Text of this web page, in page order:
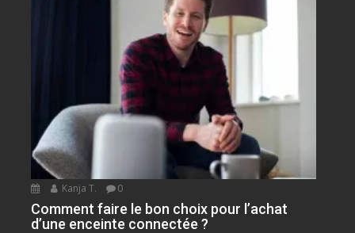
Kanja T. 0
Comment faire le bon choix pour l’achat
d’une enceinte connectée ?